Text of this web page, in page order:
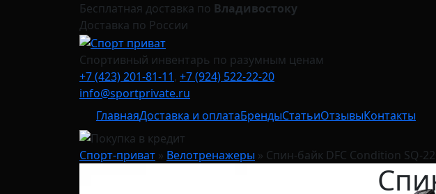
Бесплатная доставка по Владивостоку
Доставка по России
Спортивный инвентарь по разумным ценам
+7 (423) 201-81-11, +7 (924) 522-22-20
info@sportprivate.ru
ГлавнаяДоставка и оплатаБрендыСтатьиОтзывыКонтакты
Спорт-приват » Велотренажеры » Спин-байк DFC Condition SQ-